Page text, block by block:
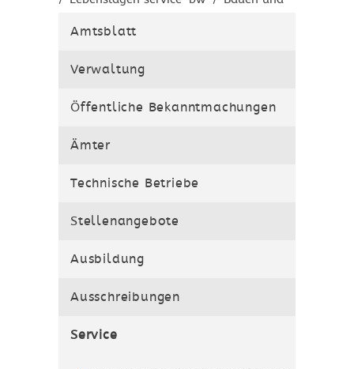
Modernisieren
Amtsblatt
Verwaltung
Öffentliche Bekanntmachungen
Ämter
Technische Betriebe
Stellenangebote
Ausbildung
Ausschreibungen
Service